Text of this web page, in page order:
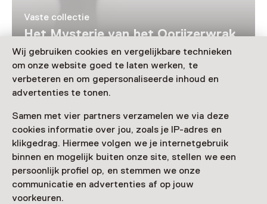
Wij gebruiken cookies en vergelijkbare technieken
om onze website goed te laten werken, te
verbeteren en om gepersonaliseerde inhoud en
advertenties te tonen.
Samen met vier partners verzamelen we via deze
cookies informatie over jou, zoals je IP-adres en
klikgedrag. Hiermee volgen we je internetgebruik
binnen en mogelijk buiten onze site, stellen we een
persoonlijk profiel op, en stemmen we onze
communicatie en advertenties af op jouw
voorkeuren.
Vaste collectie
Het Mysterie van het Oorijzerwrak
Laad meer
Nog meer ontdekken